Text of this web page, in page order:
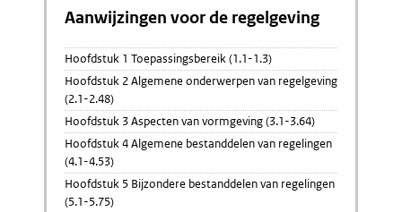
Aanwijzingen voor de regelgeving
Hoofdstuk 1 Toepassingsbereik (1.1-1.3)
Hoofdstuk 2 Algemene onderwerpen van regelgeving
(2.1-2.48)
Hoofdstuk 3 Aspecten van vormgeving (3.1-3.64)
Hoofdstuk 4 Algemene bestanddelen van regelingen
(4.1-4.53)
Hoofdstuk 5 Bijzondere bestanddelen van regelingen
(5.1-5.75)